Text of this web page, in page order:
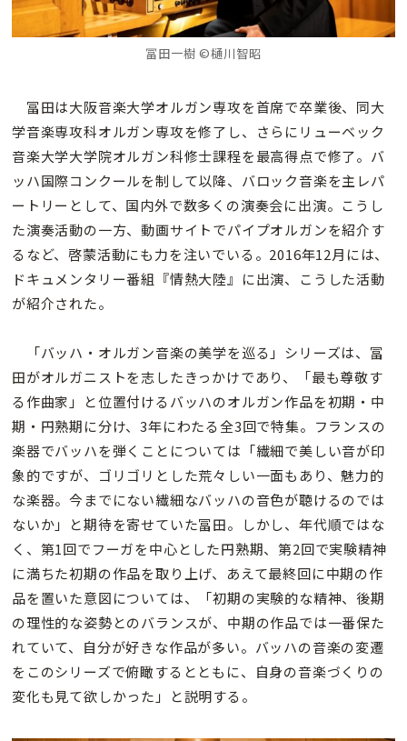
冨田一樹 ©樋川智昭
冨田は大阪音楽大学オルガン専攻を首席で卒業後、同大
学音楽専攻科オルガン専攻を修了し、さらにリューベック
音楽大学大学院オルガン科修士課程を最高得点で修了。バ
ッハ国際コンクールを制して以降、バロック音楽を主レパ
ートリーとして、国内外で数多くの演奏会に出演。こうし
た演奏活動の一方、動画サイトでパイプオルガンを紹介す
るなど、啓蒙活動にも力を注いでいる。2016年12月には、
ドキュメンタリー番組『情熱大陸』に出演、こうした活動
が紹介された。
「バッハ・オルガン音楽の美学を巡る」シリーズは、冨
田がオルガニストを志したきっかけであり、「最も尊敬す
る作曲家」と位置付けるバッハのオルガン作品を初期・中
期・円熟期に分け、3年にわたる全3回で特集。フランスの
楽器でバッハを弾くことについては「繊細で美しい音が印
象的ですが、ゴリゴリとした荒々しい一面もあり、魅力的
な楽器。今までにない繊細なバッハの音色が聴けるのでは
ないか」と期待を寄せていた冨田。しかし、年代順ではな
く、第1回でフーガを中心とした円熟期、第2回で実験精神
に満ちた初期の作品を取り上げ、あえて最終回に中期の作
品を置いた意図については、「初期の実験的な精神、後期
の理性的な姿勢とのバランスが、中期の作品では一番保た
れていて、自分が好きな作品が多い。バッハの音楽の変遷
をこのシリーズで俯瞰するとともに、自身の音楽づくりの
変化も見て欲しかった」と説明する。